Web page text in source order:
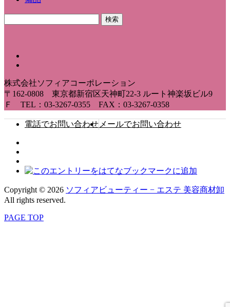
株式会社ソフィアコーポレーション
〒162-0808 東京都新宿区天神町22-3 ルート神楽坂ビル9
Ｆ TEL：03-3267-0355 FAX：03-3267-0358
電話でお問い合わせ メールでお問い合わせ
Copyright © 2026 ソフィアビューティー − エステ 美容商材卸
All rights reserved.
PAGE TOP